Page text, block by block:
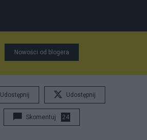
Nowości od blogera
Udostępnij Udostępnij
Skomentuj 24